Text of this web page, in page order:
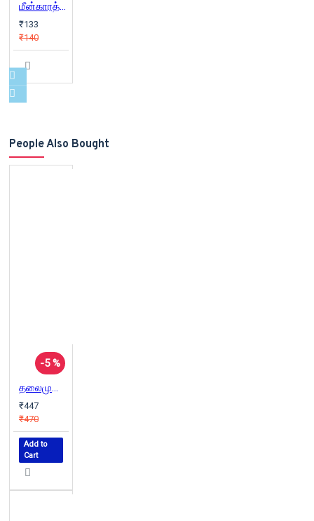
மீன்காரத் தெரு
₹133
₹140
People Also Bought
-5 %
தலைமுறைகள்
₹447
₹470
Add to
Cart